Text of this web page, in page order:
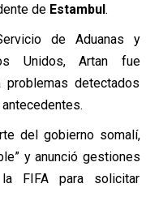
de Estambul.
de Aduanas y
Unidos, Artan fue
problemas detectados
del gobierno somalí,
y anunció gestiones
FIFA para solicitar